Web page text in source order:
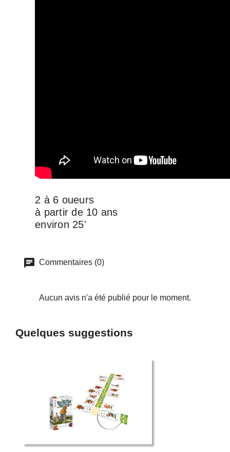
2 à 6 oueurs
à partir de 10 ans
environ 25'
Commentaires (0)
Aucun avis n'a été publié pour le moment.
Quelques suggestions